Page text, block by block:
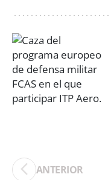
ANTERIOR